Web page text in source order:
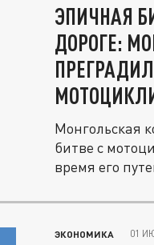
ЭПИЧНАЯ
ДОРОГЕ:
Монгольская
битве с
время его
ЭКОНОМИКА 01